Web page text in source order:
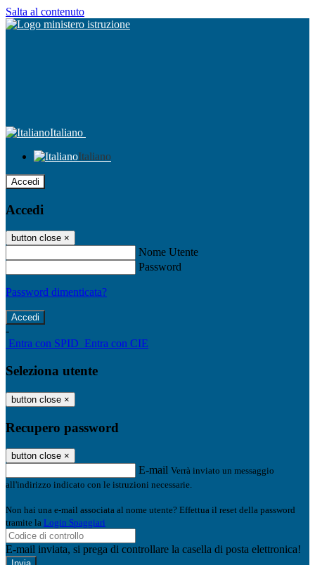
Salta al contenuto
Italiano
Italiano
Accedi
Accedi
button close ×
Nome Utente
Password
Password dimenticata?
-
Entra con SPID Entra con CIE
Seleziona utente
button close ×
Recupero password
button close ×
E-mail Verrà inviato un messaggio
all'indirizzo indicato con le istruzioni necessarie.
Non hai una e-mail associata al nome utente? Effettua il reset della password
tramite la Login Spaggiari
E-mail inviata, si prega di controllare la casella di posta elettronica!